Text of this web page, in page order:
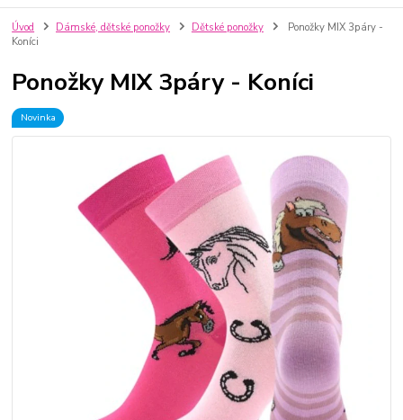
Úvod Dámské, dětské ponožky Dětské ponožky
Ponožky MIX 3páry -
Koníci
Ponožky MIX 3páry - Koníci
Novinka